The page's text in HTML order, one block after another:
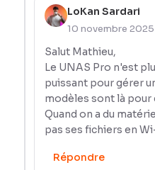
LoKan Sardari
10 novembre 2025
Salut Mathieu,
Le UNAS Pro n'est
puissant pour gérer
modèles sont là pour
Quand on a du
pas ses fichiers en
Répondre